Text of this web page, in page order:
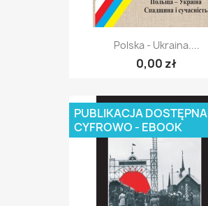
Polska - Ukraina....
0,00 zł
PUBLIKACJA DOSTĘPNA
CYFROWO - EBOOK